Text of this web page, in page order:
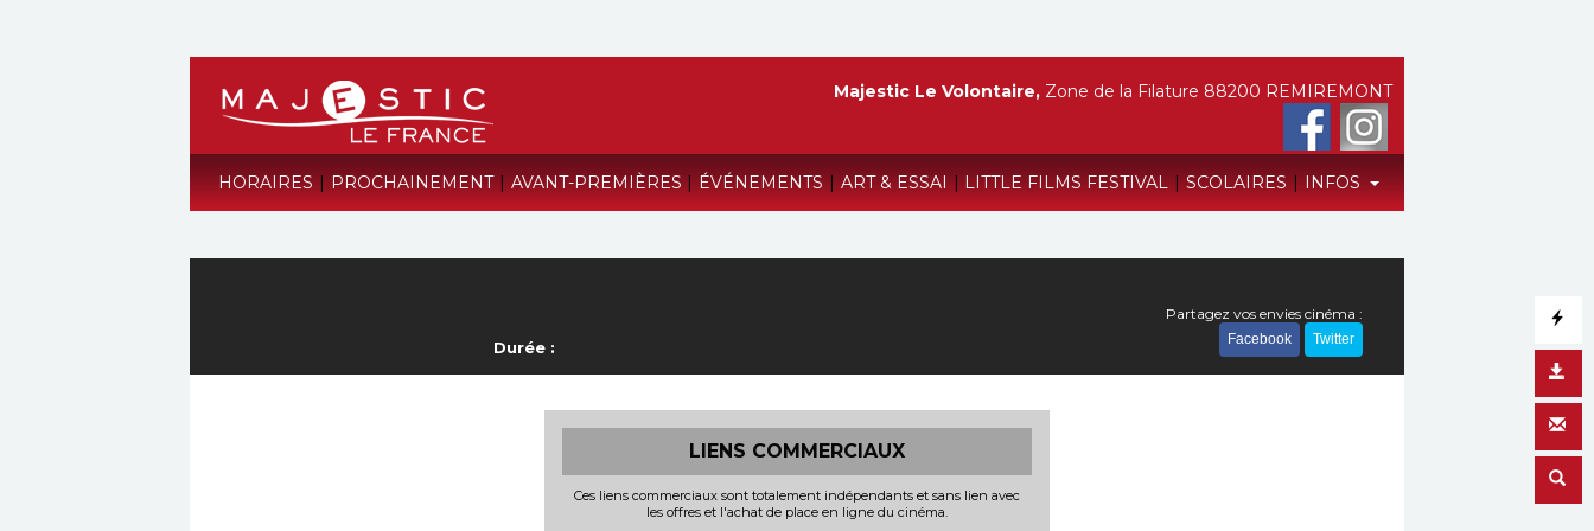
HORAIRES | PROCHAINEMENT | AVANT-PREMIÈRES | ÉVÉNEMENTS | ART & ESSAI | LITTLE FILMS FESTIVAL | SCOLAIRES | INFOS
Majestic Le Volontaire, Zone de la Filature 88200 REMIREMONT
Durée :
Partagez vos envies cinéma :
Facebook Twitter
LIENS COMMERCIAUX
Ces liens commerciaux sont totalement indépendants et sans lien avec
les offres et l'achat de place en ligne du cinéma.